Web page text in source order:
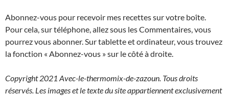
Abonnez-vous pour recevoir mes recettes sur votre boîte.
Pour cela, sur téléphone, allez sous les Commentaires, vous
pourrez vous abonner. Sur tablette et ordinateur, vous trouvez
la fonction « Abonnez-vous » sur le côté à droite.
Copyright 2021 Avec-le-thermomix-de-zazoun. Tous droits
réservés. Les images et le texte du site appartiennent exclusivement